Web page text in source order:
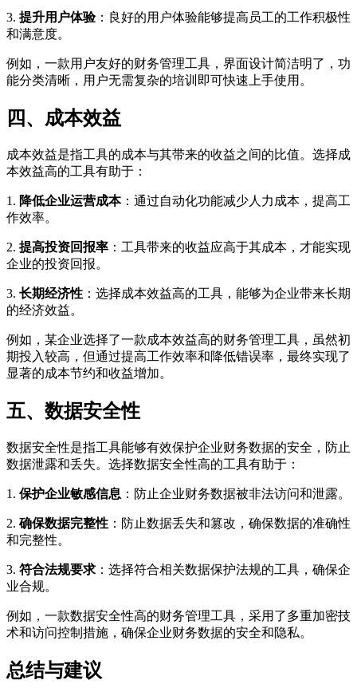
3. 提升用户体验：良好的用户体验能够提高员工的工作积极性
和满意度。
例如，一款用户友好的财务管理工具，界面设计简洁明了，功
能分类清晰，用户无需复杂的培训即可快速上手使用。
四、成本效益
成本效益是指工具的成本与其带来的收益之间的比值。选择成
本效益高的工具有助于：
1. 降低企业运营成本：通过自动化功能减少人力成本，提高工
作效率。
2. 提高投资回报率 ：工具带来的收益应高于其成本，才能实现
企业的投资回报。
3. 长期经济性 ：选择成本效益高的工具，能够为企业带来长期
的经济效益。
例如，某企业选择了一款成本效益高的财务管理工具，虽然初
期投入较高，但通过提高工作效率和降低错误率，最终实现了
显著的成本节约和收益增加。
五、数据安全性
数据安全性是指工具能够有效保护企业财务数据的安全，防止
数据泄露和丢失。选择数据安全性高的工具有助于：
1. 保护企业敏感信息 ：防止企业财务数据被非法访问和泄露。
2. 确保数据完整性 ：防止数据丢失和篡改，确保数据的准确性
和完整性。
3. 符合法规要求 ：选择符合相关数据保护法规的工具，确保企
业合规。
例如，一款数据安全性高的财务管理工具，采用了多重加密技
术和访问控制措施，确保企业财务数据的安全和隐私。
总结与建议